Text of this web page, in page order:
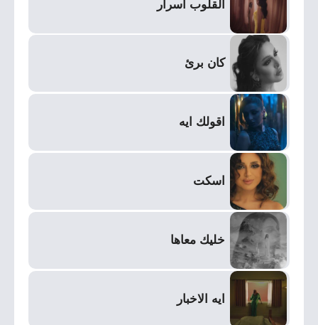
القلوب اسرار
كان برئ
اقولك ايه
اسكت
خليك معاها
ايه الاخبار